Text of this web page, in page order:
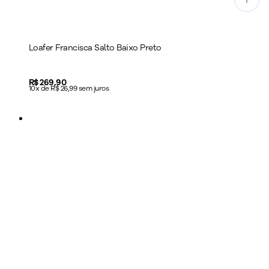
Loafer Francisca Salto Baixo Preto
Price:
R$ 269,90
10x de R$ 26,99 sem juros